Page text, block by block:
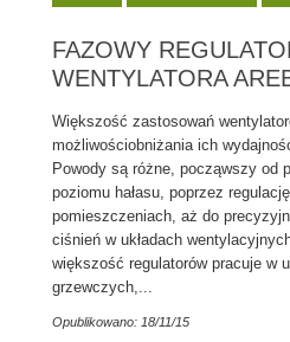
FAZOWY
WENTYLATORA
Większość zastosowań
możliwościobniżania ich
Powody są różne, począwszy od
poziomu hałasu, poprzez
pomieszczeniach, aż do
ciśnień w układach
większość regulatorów pracuje w
grzewczych,...
Opublikowano: 18/11/15